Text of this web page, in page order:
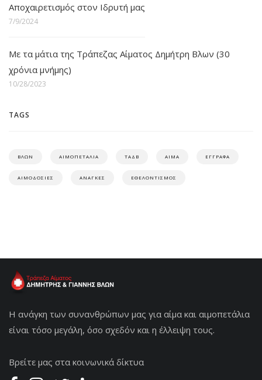
Αποχαιρετισμός στον Ιδρυτή μας
7/9/2024
Με τα μάτια της Τράπεζας Αίματος Δημήτρη Βλων (30
χρόνια μνήμης)
10/28/2023
TAGS
ΒΛΩΝ ΑΙΜΟΠΕΤΑΛΙΑ ΤΑΔΒ ΑΙΜΑ ΕΓΓΡΑΦΑ
ΑΙΜΟΔΟΣΙΕΣ ΑΝΑΓΚΕΣ ΕΘΕΛΟΝΤΙΣΜΟΣ
Η ανάγκη των συνανθρώπων μας για αίμα και αιμοπετάλια
είναι τόσο μεγάλη, όσο σχεδόν και η έλλειψη τους.
Βρείτε μας στα κοινωνικά δίκτυα